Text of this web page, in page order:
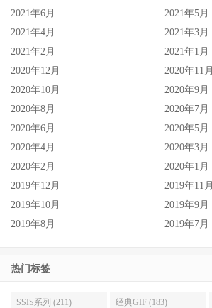
2021年6月
2021年5月
2021年4月
2021年3月
2021年2月
2021年1月
2020年12月
2020年11月
2020年10月
2020年9月
2020年8月
2020年7月
2020年6月
2020年5月
2020年4月
2020年3月
2020年2月
2020年1月
2019年12月
2019年11月
2019年10月
2019年9月
2019年8月
2019年7月
热门标签
SSIS系列 (211) 经典GIF (183)